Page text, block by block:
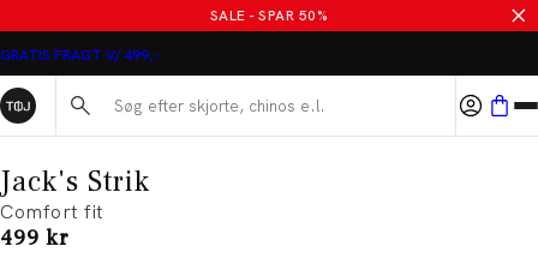
SALE - SPAR 50%
GRATIS FRAGT V/ 499,-
Søg her...
Jack's Strik
Comfort fit
I alt (inkl. rabat)
499 kr